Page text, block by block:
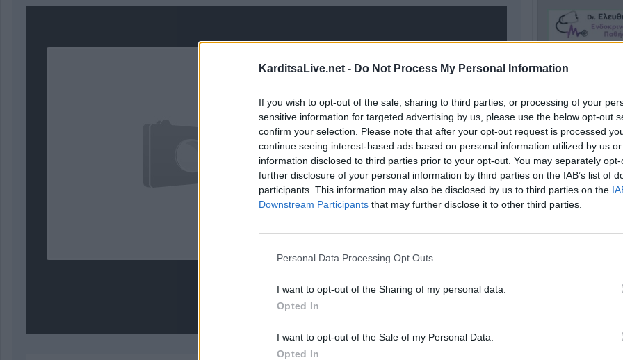
KarditsaLive.net - Do Not Process My Personal Information
If you wish to opt-out of the sale, sharing to third parties, or processing of your
sensitive information for targeted advertising by us, please use the below opt-out
confirm your selection. Please note that after your opt-out request is processed
continue seeing interest-based ads based on personal information utilized by us
information disclosed to third parties prior to your opt-out. You may separately
further disclosure of your personal information by third parties on the IAB’s list of
participants. This information may also be disclosed by us to third parties on the
Downstream Participants that may further disclose it to other third parties.
Personal Data Processing Opt Outs
I want to opt-out of the Sharing of my personal data.
Opted In
I want to opt-out of the Sale of my Personal Data.
Opted In
Προβολές:
Κοινοποίηση Κέντρο Λογοθεραπείας 'Τέχνη Λόγου & Μάθησης'
Conference
Europa
αποτελέσματα
αγώνων στον Γ'